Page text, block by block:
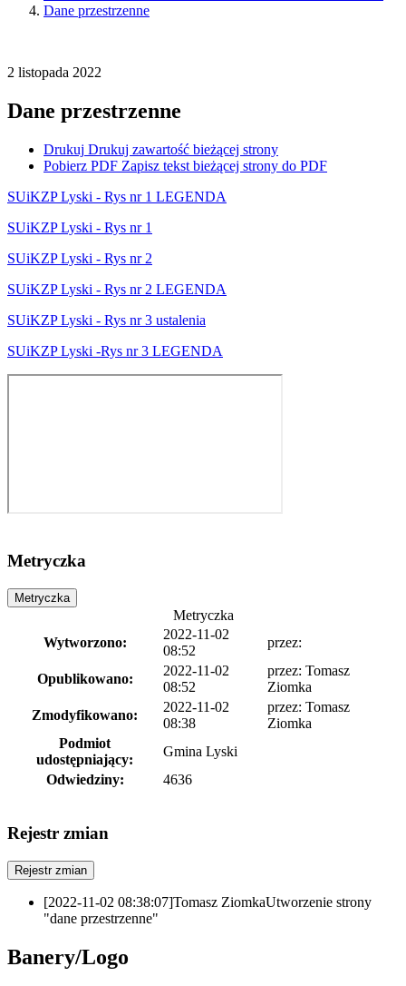
Dane przestrzenne
2 listopada 2022
Dane przestrzenne
Drukuj Drukuj zawartość bieżącej strony
Pobierz PDF Zapisz tekst bieżącej strony do PDF
SUiKZP Lyski - Rys nr 1 LEGENDA
SUiKZP Lyski - Rys nr 1
SUiKZP Lyski - Rys nr 2
SUiKZP Lyski - Rys nr 2 LEGENDA
SUiKZP Lyski - Rys nr 3 ustalenia
SUiKZP Lyski -Rys nr 3 LEGENDA
Metryczka
Metryczka
Metryczka
Wytworzono:
2022-11-02
08:52
przez:
Opublikowano:
2022-11-02
08:52
przez: Tomasz
Ziomka
Zmodyfikowano:
2022-11-02
08:38
przez: Tomasz
Ziomka
Podmiot
udostępniający:
Gmina Lyski
Odwiedziny:
4636
Rejestr zmian
Rejestr zmian
[2022-11-02 08:38:07]Tomasz ZiomkaUtworzenie strony
"dane przestrzenne"
Banery/Logo